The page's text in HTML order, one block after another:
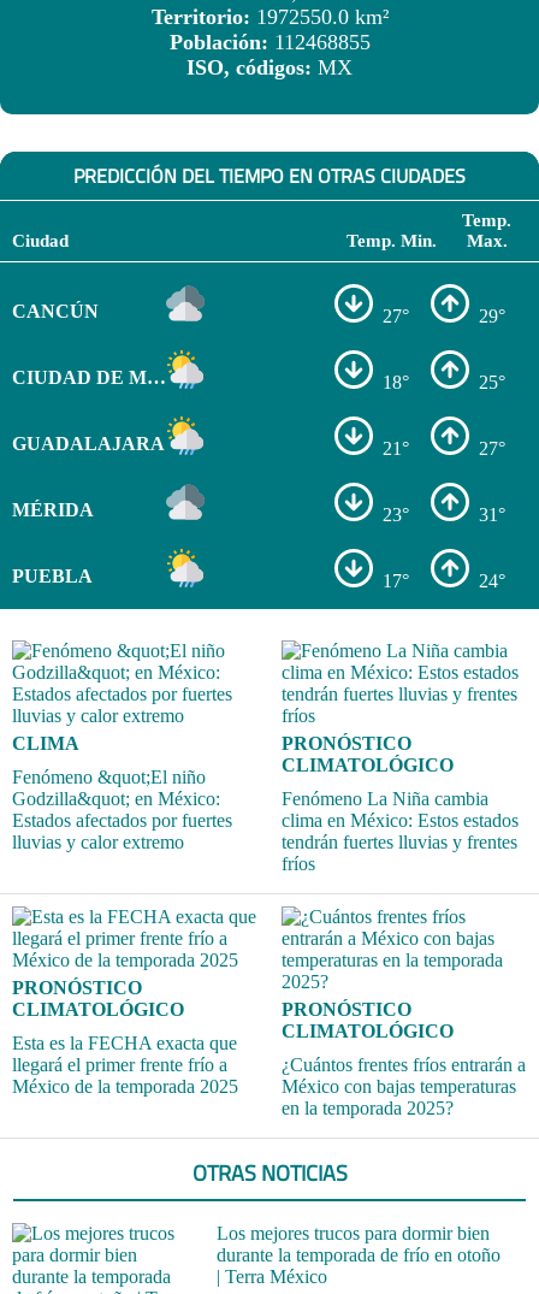
Territorio: 1972550.0 km²
Población: 112468855
ISO, códigos: MX
PREDICCIÓN DEL TIEMPO EN OTRAS CIUDADES
Ciudad Temp. Min.
Temp.
Max.
CANCÚN 27° 29°
CIUDAD DE MÉXICO 18° 25°
GUADALAJARA 21° 27°
MÉRIDA 23° 31°
PUEBLA 17° 24°
CLIMA
Fenómeno &quot;El niño
Godzilla&quot; en México:
Estados afectados por fuertes
lluvias y calor extremo
PRONÓSTICO
CLIMATOLÓGICO
Fenómeno La Niña cambia
clima en México: Estos estados
tendrán fuertes lluvias y frentes
fríos
PRONÓSTICO
CLIMATOLÓGICO
Esta es la FECHA exacta que
llegará el primer frente frío a
México de la temporada 2025
PRONÓSTICO
CLIMATOLÓGICO
¿Cuántos frentes fríos entrarán a
México con bajas temperaturas
en la temporada 2025?
OTRAS NOTICIAS
Los mejores trucos para dormir bien
durante la temporada de frío en otoño
| Terra México